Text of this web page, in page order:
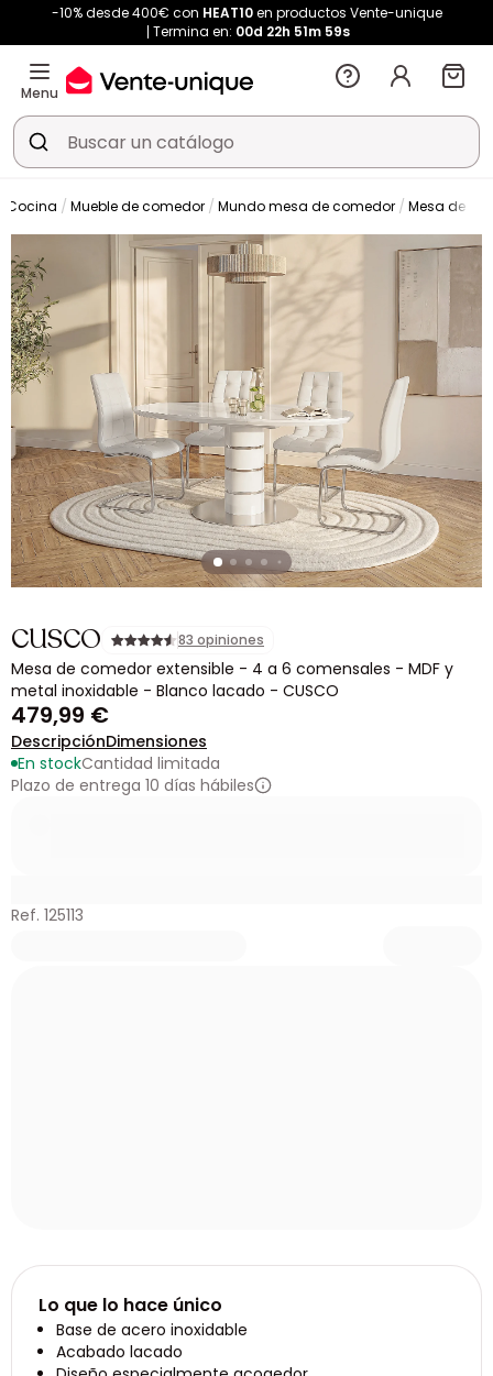
-10% desde 400€ con HEAT10en productos Vente-unique
Termina en: 00d 22h 51m 58s
Menu
Cocina Mueble de comedor Mundo mesa de comedor Mesa de
CUSCO 83 opiniones
Mesa de comedor extensible - 4 a 6 comensales - MDF y
metal inoxidable - Blanco lacado - CUSCO
479,99 €
DescripciónDimensiones
En stockCantidad limitada
Plazo de entrega 10 días hábiles
Ref. 125113
Lo que lo hace único
Base de acero inoxidable
Acabado lacado